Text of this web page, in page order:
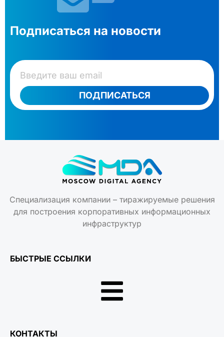
Подписаться на новости
ПОДПИСАТЬСЯ
Специализация компании – тиражируемые решения
для построения корпоративных информационных
инфраструктур
БЫСТРЫЕ ССЫЛКИ
КОНТАКТЫ